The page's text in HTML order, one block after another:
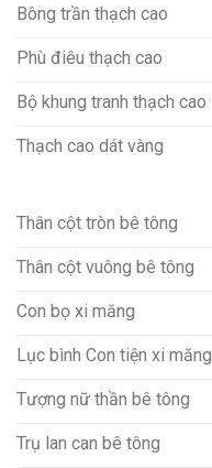
Bông trần thạch cao
Phù điêu thạch cao
Bộ khung tranh thạch cao
Thạch cao dát vàng
Thân cột tròn bê tông
Thân cột vuông bê tông
Con bọ xi măng
Lục bình Con tiện xi măng
Tượng nữ thần bê tông
Trụ lan can bê tông